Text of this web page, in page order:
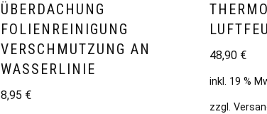
ÜBERDACHUNG
FOLIENREINIGUNG
VERSCHMUTZUNG AN
WASSERLINIE
8,95 €
48,90 €
inkl. 19 %
zzgl.